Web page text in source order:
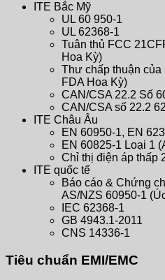
ITE Bắc Mỹ
UL 60 950-1
UL 62368-1
Tuân thủ FCC
Hoa Kỳ)
Thư chấp thuận của
FDA Hoa Kỳ)
CAN/CSA 22.2 Số
CAN/CSA số 22.2
ITE Châu Âu
EN 60950-1, EN
EN 60825-1 Loại 1
Chỉ thị điện áp thấp
ITE quốc tế
Báo cáo & Chứng
AS/NZS 60950-1
IEC 62368-1
GB 4943.1-2011
CNS 14336-1
Tiêu chuẩn EMI/EMC